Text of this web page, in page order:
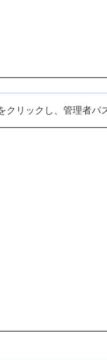
クリックし、管理者